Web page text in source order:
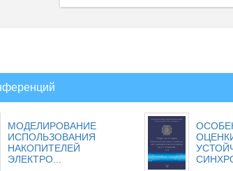
МОДЕЛИРОВАНИЕ
ИСПОЛЬЗОВАНИЯ
НАКОПИТЕЛЕЙ
ЭЛЕКТРО...